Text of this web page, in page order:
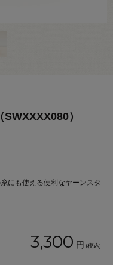
）
にも使える便利なヤーンスタ
3,300 円 (税込)